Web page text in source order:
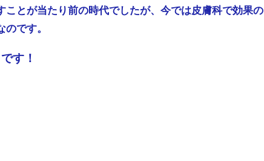
ことが当たり前の時代でしたが、今では皮膚科で効果の
です。
す！